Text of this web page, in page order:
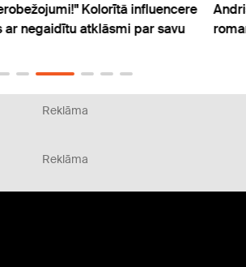
Kolorītā influencere
ar negaidītu atklāsmi par savu
Reklāma
Reklāma